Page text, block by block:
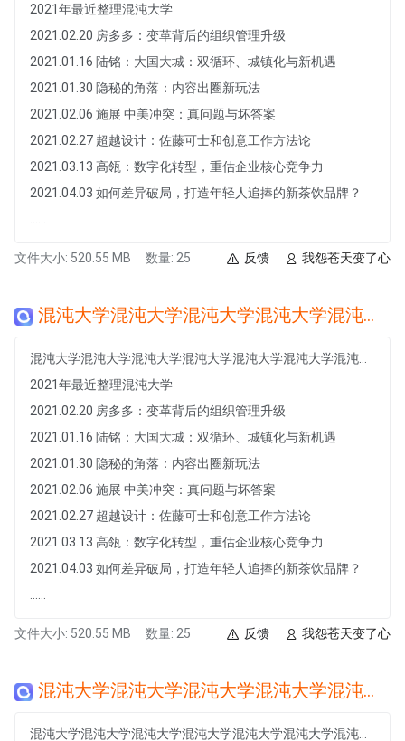
2021年最近整理混沌大学
2021.02.20 房多多：变革背后的组织管理升级
2021.01.16 陆铭：大国大城：双循环、城镇化与新机遇
2021.01.30 隐秘的角落：内容出圈新玩法
2021.02.06 施展 中美冲突：真问题与坏答案
2021.02.27 超越设计：佐藤可士和创意工作方法论
2021.03.13 高瓴：数字化转型，重估企业核心竞争力
2021.04.03 如何差异破局，打造年轻人追捧的新茶饮品牌？
文件大小: 520.55 MB 数量: 25 我怨苍天变了心
反馈
混沌大学混沌大学混沌大学混沌大学混沌大学混沌大学混沌大学混沌大学混沌大学混沌大学混沌大学混沌大学
2021年最近整理混沌大学
2021.02.20 房多多：变革背后的组织管理升级
2021.01.16 陆铭：大国大城：双循环、城镇化与新机遇
2021.01.30 隐秘的角落：内容出圈新玩法
2021.02.06 施展 中美冲突：真问题与坏答案
2021.02.27 超越设计：佐藤可士和创意工作方法论
2021.03.13 高瓴：数字化转型，重估企业核心竞争力
2021.04.03 如何差异破局，打造年轻人追捧的新茶饮品牌？
文件大小: 520.55 MB 数量: 25 我怨苍天变了心
反馈
混沌大学混沌大学混沌大学混沌大学混沌大学混沌大学混沌大学混沌大学混沌大学混沌大学混沌大学混沌大学